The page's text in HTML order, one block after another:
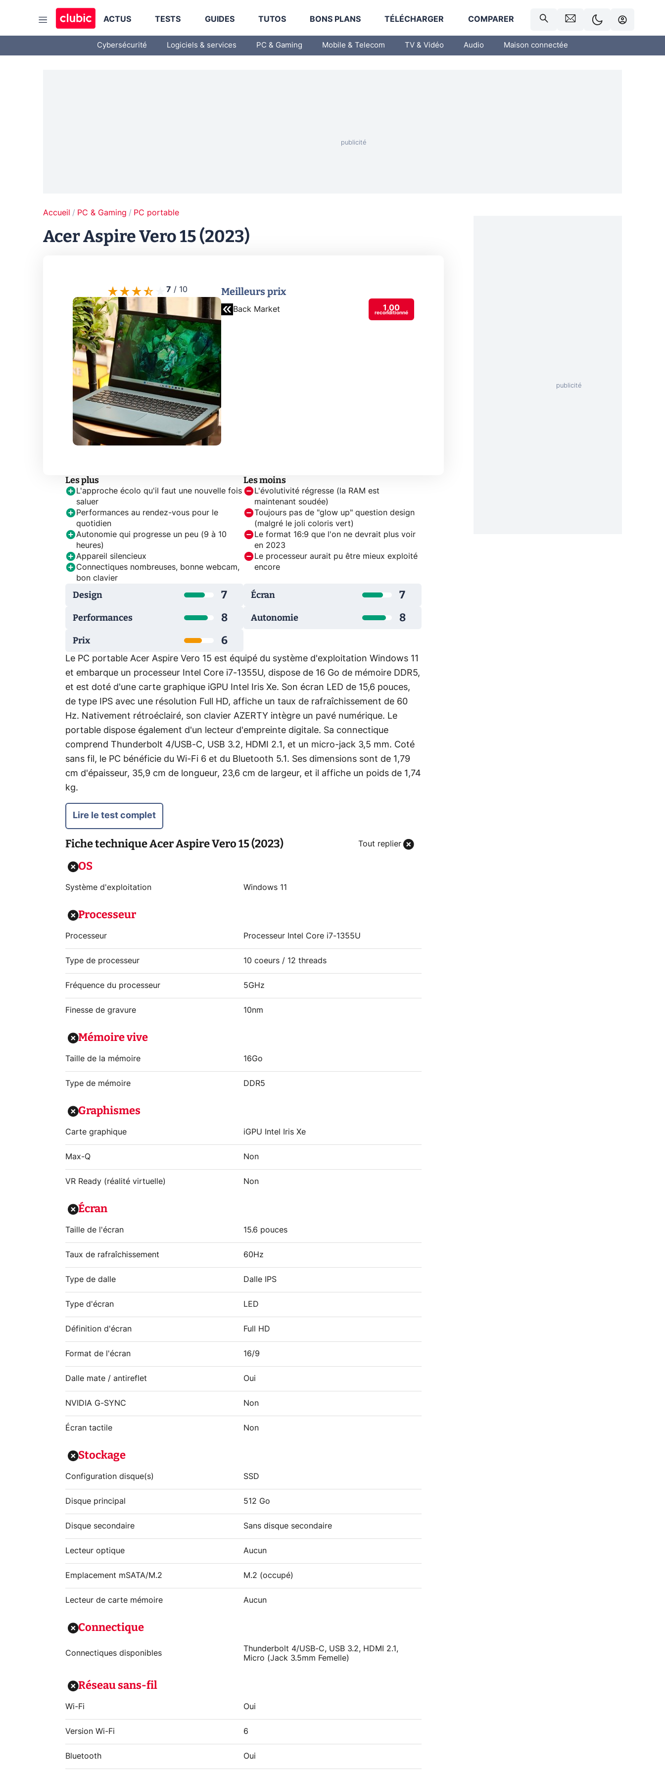
ACTUS TESTS GUIDES TUTOS BONS PLANS TÉLÉCHARGER COMPARER
Cybersécurité Logiciels & services PC & Gaming Mobile & Telecom TV & Vidéo Audio Maison connectée
Accueil PC & Gaming PC portable
Acer Aspire Vero 15 (2023)
7 / 10 Meilleurs prix
Back Market 1,00
reconditionné
Les plus
L'approche écolo qu'il faut une nouvelle fois
saluer
Performances au rendez-vous pour le
quotidien
Autonomie qui progresse un peu (9 à 10
heures)
Appareil silencieux
Connectiques nombreuses, bonne webcam,
bon clavier
Les moins
L'évolutivité régresse (la RAM est
maintenant soudée)
Toujours pas de "glow up" question design
(malgré le joli coloris vert)
Le format 16:9 que l'on ne devrait plus voir
en 2023
Le processeur aurait pu être mieux exploité
encore
Design 7
Performances 8
Prix 6
Écran 7
Autonomie 8
Le PC portable Acer Aspire Vero 15 est équipé du système d'exploitation Windows 11
et embarque un processeur Intel Core i7-1355U, dispose de 16 Go de mémoire DDR5,
et est doté d'une carte graphique iGPU Intel Iris Xe. Son écran LED de 15,6 pouces,
de type IPS avec une résolution Full HD, affiche un taux de rafraîchissement de 60
Hz. Nativement rétroéclairé, son clavier AZERTY intègre un pavé numérique. Le
portable dispose également d'un lecteur d'empreinte digitale. Sa connectique
comprend Thunderbolt 4/USB-C, USB 3.2, HDMI 2.1, et un micro-jack 3,5 mm. Coté
sans fil, le PC bénéficie du Wi-Fi 6 et du Bluetooth 5.1. Ses dimensions sont de 1,79
cm d'épaisseur, 35,9 cm de longueur, 23,6 cm de largeur, et il affiche un poids de 1,74
kg.
Lire le test complet
Fiche techniqueAcer Aspire Vero 15 (2023) Tout replier
OS
Système d'exploitation Windows 11
Processeur
Processeur Processeur Intel Core i7-1355U
Type de processeur 10 coeurs / 12 threads
Fréquence du processeur 5GHz
Finesse de gravure 10nm
Mémoire vive
Taille de la mémoire 16Go
Type de mémoire DDR5
Graphismes
Carte graphique iGPU Intel Iris Xe
Max-Q Non
VR Ready (réalité virtuelle) Non
Écran
Taille de l'écran 15.6 pouces
Taux de rafraîchissement 60Hz
Type de dalle Dalle IPS
Type d'écran LED
Définition d'écran Full HD
Format de l'écran 16/9
Dalle mate / antireflet Oui
NVIDIA G-SYNC Non
Écran tactile Non
Stockage
Configuration disque(s) SSD
Disque principal 512 Go
Disque secondaire Sans disque secondaire
Lecteur optique Aucun
Emplacement mSATA/M.2 M.2 (occupé)
Lecteur de carte mémoire Aucun
Connectique
Connectiques disponibles
Thunderbolt 4/USB-C, USB 3.2, HDMI 2.1,
Micro (Jack 3.5mm Femelle)
Réseau sans-fil
Wi-Fi Oui
Version Wi-Fi 6
Bluetooth Oui